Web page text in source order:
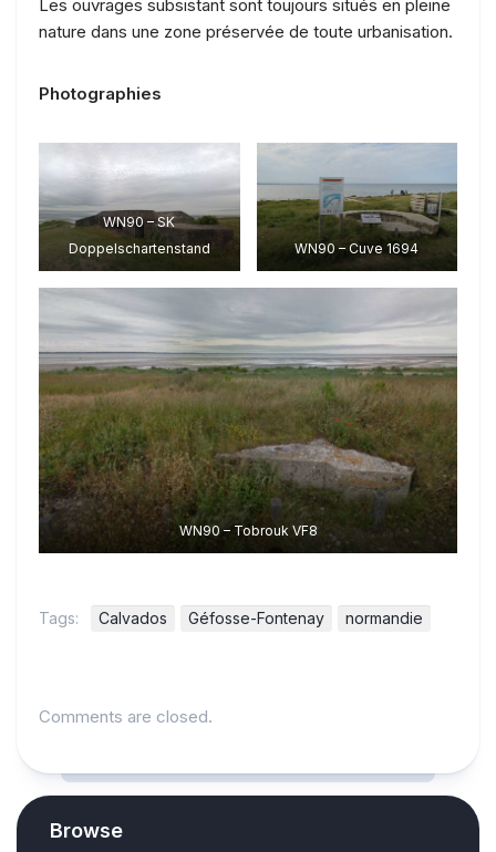
Les ouvrages subsistant sont toujours situés en pleine
nature dans une zone préservée de toute urbanisation.
Photographies
WN90 – SK
Doppelschartenstand
WN90 – Cuve 1694
WN90 – Tobrouk VF8
Tags: Calvados Géfosse-Fontenay normandie
Comments are closed.
Browse